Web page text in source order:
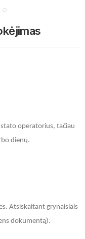
operatorius, tačiau
dienų.
Atsiskaitant grynaisiais
dokumentą).